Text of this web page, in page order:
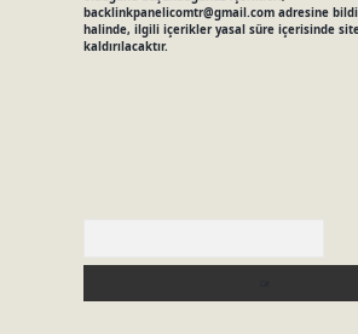
backlinkpanelicomtr@gmail.comadresine
halinde, ilgili içerikler yasal süre içerisinde
kaldırılacaktır.